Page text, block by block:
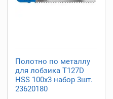
Полотно по металлу
для лобзика T127D
HSS 100x3 набор 3шт.
23620180